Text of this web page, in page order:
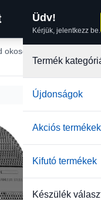
Üdv!
Kérjük, jelentkezz be.
Termék
Újdonságok
Akciós termékek
Kifutó termékek
Készülék
okosóra szíjak